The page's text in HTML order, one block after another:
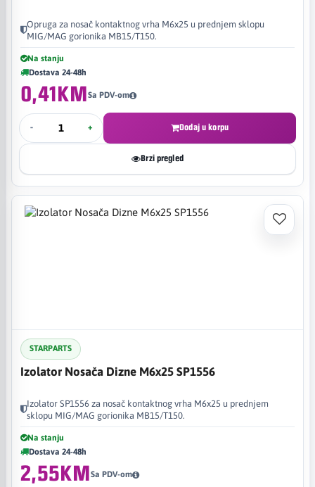
Opruga za nosač kontaktnog vrha M6x25 u prednjem sklopu
MIG/MAG gorionika MB15/T150.
Na stanju
Dostava 24-48h
0,41KMSa PDV-om
- + Dodaj u korpu
Brzi pregled
STARPARTS
Izolator Nosača Dizne M6x25 SP1556
Izolator SP1556 za nosač kontaktnog vrha M6x25 u prednjem
sklopu MIG/MAG gorionika MB15/T150.
Na stanju
Dostava 24-48h
2,55KMSa PDV-om